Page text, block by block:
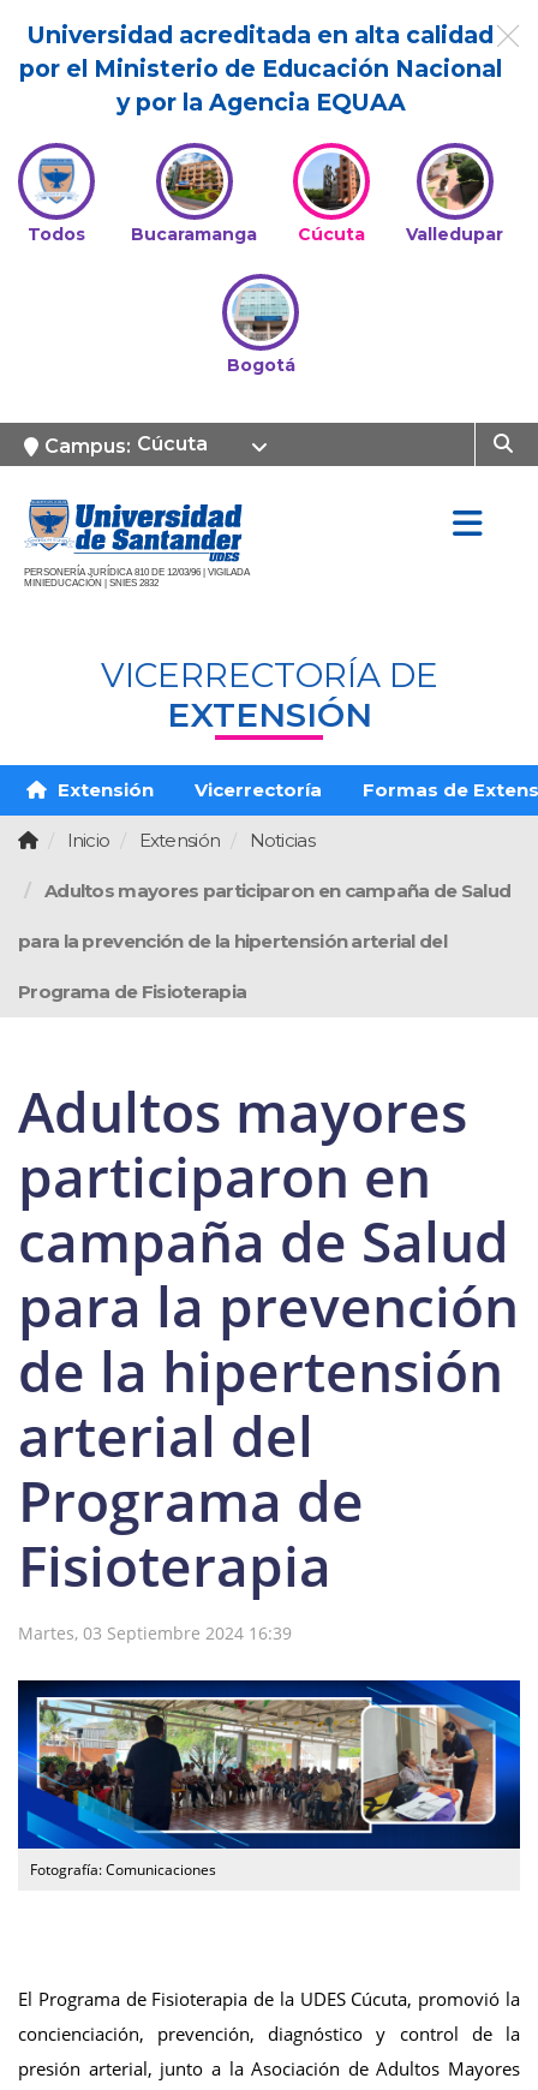
Universidad acreditada en alta calidad
por el Ministerio de Educación Nacional
y por la Agencia EQUAA
Todos Bucaramanga Cúcuta Valledupar
Bogotá
Campus: Cúcuta
PERSONERÍA JURÍDICA 810 DE 12/03/96 | VIGILADA
MINIEDUCACIÓN | SNIES 2832
VICERRECTORÍA DE
EXTENSIÓN
Extensión Vicerrectoría Formas de
Inicio Extensión Noticias
Adultos mayores participaron en campaña de Salud
para la prevención de la hipertensión arterial del
Programa de Fisioterapia
Adultos mayores
participaron en
campaña de Salud
para la prevención
de la hipertensión
arterial del
Programa de
Fisioterapia
Martes, 03 Septiembre 2024 16:39
Fotografía: Comunicaciones
El Programa de Fisioterapia de la UDES Cúcuta, promovió la
concienciación, prevención, diagnóstico y control de la
presión arterial, junto a la Asociación de Adultos Mayores